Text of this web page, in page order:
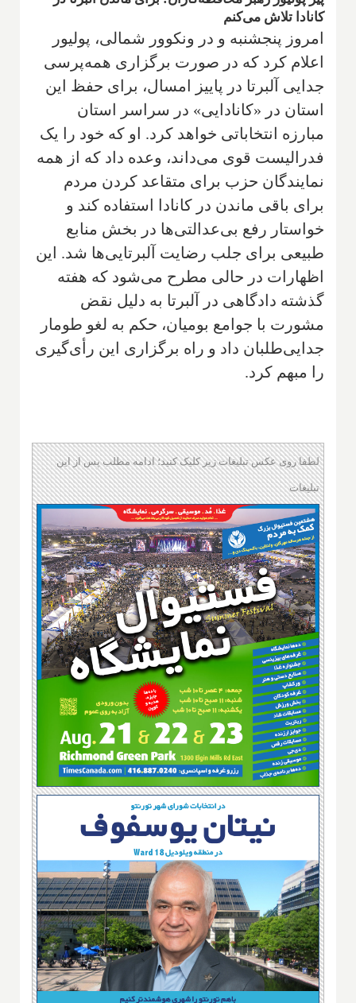
کانادا تلاش می‌کنم
امروز پنجشنبه و در ونکوور شمالی، پولیور
اعلام کرد که در صورت برگزاری همه‌پرسی
جدایی آلبرتا در پاییز امسال، برای حفظ این
استان در «کانادایی» در سراسر استان
مبارزه انتخاباتی خواهد کرد. او که خود را یک
فدرالیست قوی می‌داند، وعده داد که از همه
نمایندگان حزب برای متقاعد کردن مردم
برای باقی ماندن در کانادا استفاده کند و
خواستار رفع بی‌عدالتی‌ها در بخش منابع
طبیعی برای جلب رضایت آلبرتایی‌ها شد. این
اظهارات در حالی مطرح می‌شود که هفته
گذشته دادگاهی در آلبرتا به دلیل نقض
مشورت با جوامع بومیان، حکم به لغو طومار
جدایی‌طلبان داد و راه برگزاری این رأی‌گیری
را مبهم کرد.
لطفا روی عکس تبلیغات زیر کلیک کنید؛ ادامه مطلب پس از این
تبلیغات